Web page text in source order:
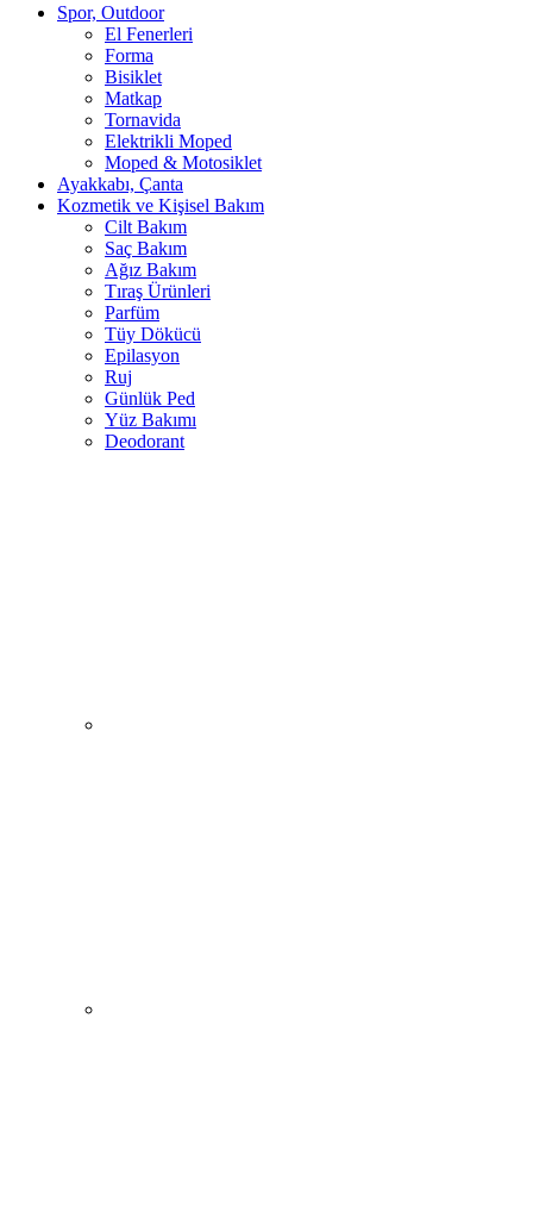
Spor, Outdoor
El Fenerleri
Forma
Bisiklet
Matkap
Tornavida
Elektrikli Moped
Moped & Motosiklet
Ayakkabı, Çanta
Kozmetik ve Kişisel Bakım
Cilt Bakım
Saç Bakım
Ağız Bakım
Tıraş Ürünleri
Parfüm
Tüy Dökücü
Epilasyon
Ruj
Günlük Ped
Yüz Bakımı
Deodorant